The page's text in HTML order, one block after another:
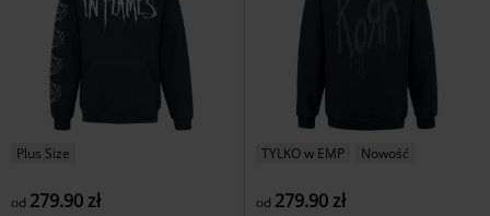
Plus Size
od 279.90 zł
TYLKO w EMP Nowość
od 279.90 zł